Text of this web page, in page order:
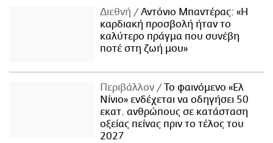
Διεθνή
Αντόνιο Μπαντέρας: «Η
καρδιακή προσβολή ήταν το
καλύτερο πράγμα που συνέβη
ποτέ στη ζωή μου»
Περιβάλλον
Το φαινόμενο «Ελ
Νίνιο» ενδέχεται να οδηγήσει 50
εκατ. ανθρώπους σε κατάσταση
οξείας πείνας πριν το τέλος του
2027